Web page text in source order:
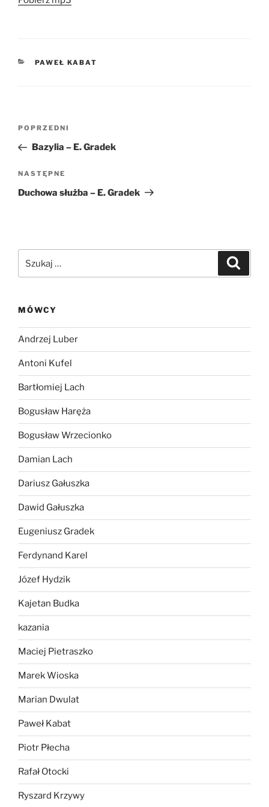
KATEGORIE
PAWEŁ KABAT
Nawigacja
Poprzedni
wpis
POPRZEDNI
Bazylia – E. Gradek
Następny
wpis
NASTĘPNE
Duchowa służba – E. Gradek
MÓWCY
Andrzej Luber
Antoni Kufel
Bartłomiej Lach
Bogusław Haręża
Bogusław Wrzecionko
Damian Lach
Dariusz Gałuszka
Dawid Gałuszka
Eugeniusz Gradek
Ferdynand Karel
Józef Hydzik
Kajetan Budka
kazania
Maciej Pietraszko
Marek Wioska
Marian Dwulat
Paweł Kabat
Piotr Płecha
Rafał Otocki
Ryszard Krzywy